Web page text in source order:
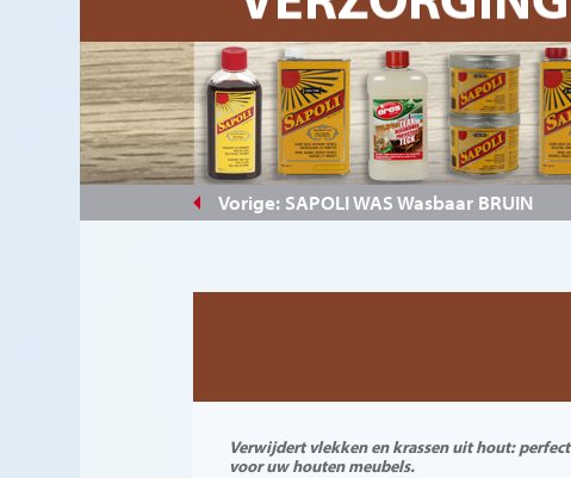
#844328
Vorige: SAPOLI WAS Wasbaar BRUIN
Verwijdert vlekken en krassen uit hout: perfect
voor uw houten meubels.